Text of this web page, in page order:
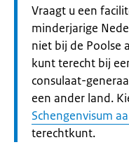
Informatie:
Vraagt u een
minderjarige
niet bij de Poolse
kunt terecht bij
consulaat-
een ander land.
Schengenvisum
terechtkunt.